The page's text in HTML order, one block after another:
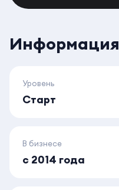
Информация
Уровень
Старт
В бизнесе
с 2014 года